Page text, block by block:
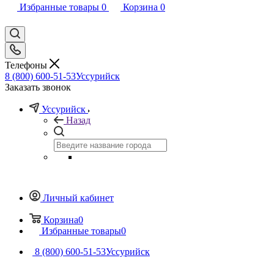
Избранные товары 0 Корзина 0
Телефоны
8 (800) 600-51-53Уссурийск
Заказать звонок
Уссурийск
Назад
Личный кабинет
Корзина0
Избранные товары0
8 (800) 600-51-53Уссурийск